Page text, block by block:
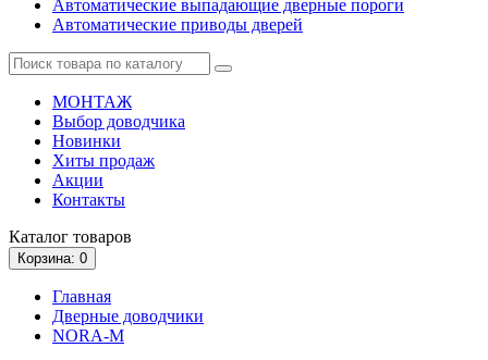
Автоматические выпадающие дверные пороги
Автоматические приводы дверей
МОНТАЖ
Выбор доводчика
Новинки
Хиты продаж
Акции
Контакты
Каталог товаров
Корзина: 0
Главная
Дверные доводчики
NORA-M